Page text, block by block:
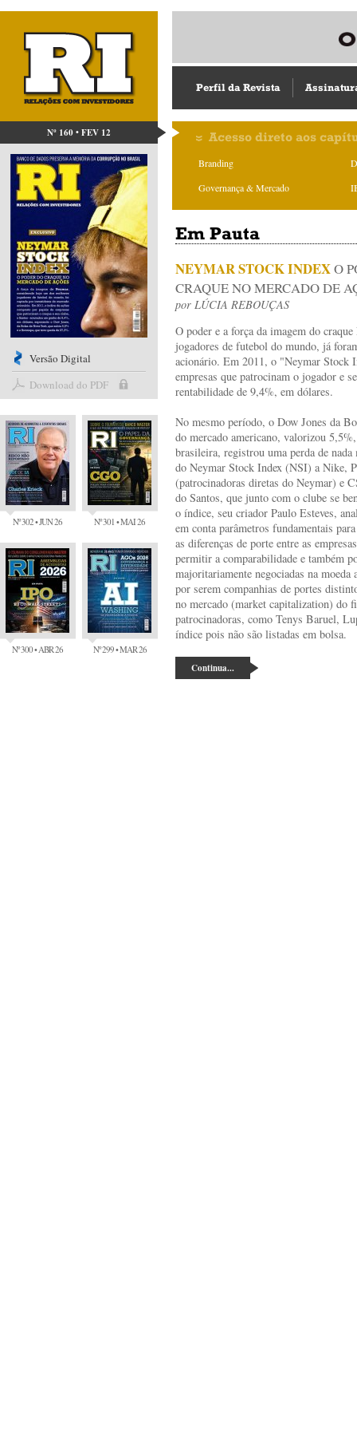
Nº 160 • FEV 12
Versão Digital
Download do PDF
Nº 302 • JUN 26 Nº 301 • MAI 26
Nº 300 • ABR 26 Nº 299 • MAR 26
Perfil da Revista
Acesso direto aos
Branding
Governança & Mercado
Em Pauta
NEYMAR STOCK INDEXO
CRAQUE NO MERCADO DE
por LÚCIA REBOUÇAS
O poder e a força da imagem do
jogadores de futebol do mundo, já
acionário. Em 2011, o "Neymar Stock
empresas que patrocinam o jogador e
rentabilidade de 9,4%, em dólares.
No mesmo período, o Dow Jones da
do mercado americano, valorizou
brasileira, registrou uma perda de
do Neymar Stock Index (NSI) a Nike,
(patrocinadoras diretas do Neymar) e
do Santos, que junto com o clube se
o índice, seu criador Paulo Esteves,
em conta parâmetros fundamentais
as diferenças de porte entre as
permitir a comparabilidade e também
majoritariamente negociadas na
por serem companhias de portes
no mercado (market capitalization) do
patrocinadoras, como Tenys Baruel,
índice pois não são listadas em bolsa.
Continua...